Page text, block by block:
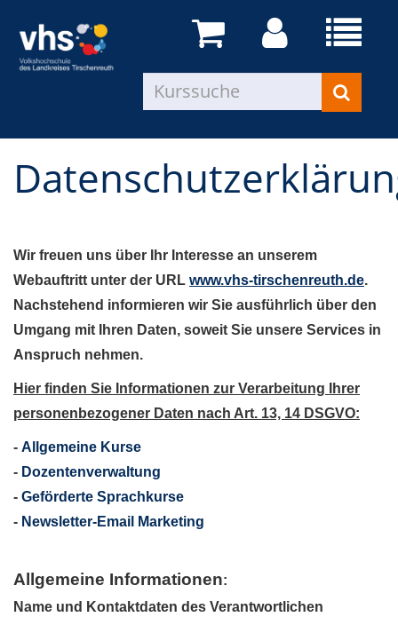
Wir freuen uns über Ihr Interesse an unserem
Webauftritt unter der URL www.vhs-tirschenreuth.de.
Nachstehend informieren wir Sie ausführlich über den
Umgang mit Ihren Daten, soweit Sie unsere Services in
Anspruch nehmen.
Hier finden Sie Informationen zur Verarbeitung Ihrer
personenbezogener Daten nach Art. 13, 14 DSGVO:
- Allgemeine Kurse
- Dozentenverwaltung
- Geförderte Sprachkurse
- Newsletter-Email Marketing
Allgemeine Informationen:
Name und Kontaktdaten des Verantwortlichen